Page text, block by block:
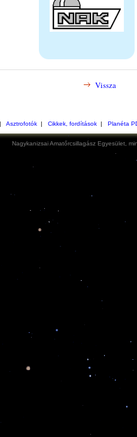
Vissza
Asztrofotók| Cikkek, fordítások| Planéta
Nagykanizsai Amatőrcsillagász Egyesület,